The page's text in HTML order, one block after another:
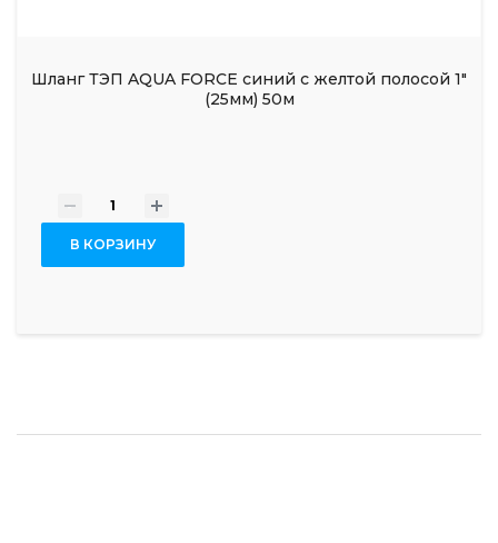
Шланг ТЭП AQUA FORCE синий с желтой полосой 1"
(25мм) 50м
- +
В КОРЗИНУ